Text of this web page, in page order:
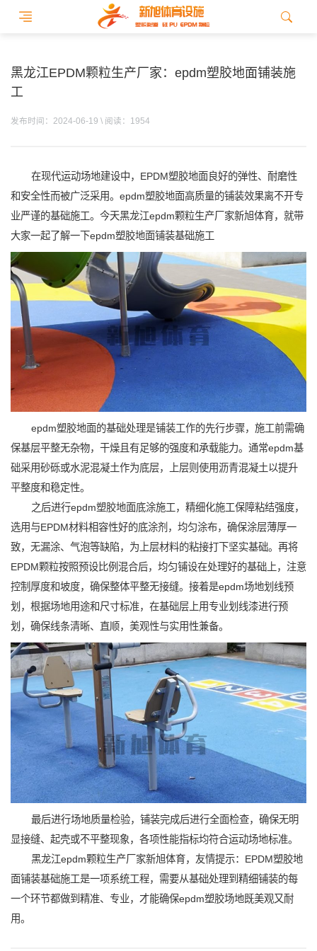
黑龙江EPDM颗粒生产厂家：epdm塑胶地面铺装施
工
发布时间：2024-06-19 \ 阅读：1954
在现代运动场地建设中，EPDM塑胶地面良好的弹性、耐磨性
和安全性而被广泛采用。epdm塑胶地面高质量的铺装效果离不开专
业严谨的基础施工。今天黑龙江epdm颗粒生产厂家新旭体育，就带
大家一起了解一下epdm塑胶地面铺装基础施工
epdm塑胶地面的基础处理是铺装工作的先行步骤，施工前需确
保基层平整无杂物，干燥且有足够的强度和承载能力。通常epdm基
础采用砂砾或水泥混凝土作为底层，上层则使用沥青混凝土以提升
平整度和稳定性。
之后进行epdm塑胶地面底涂施工，精细化施工保障粘结强度，
选用与EPDM材料相容性好的底涂剂，均匀涂布，确保涂层薄厚一
致，无漏涂、气泡等缺陷，为上层材料的粘接打下坚实基础。再将
EPDM颗粒按照预设比例混合后，均匀铺设在处理好的基础上，注意
控制厚度和坡度，确保整体平整无接缝。接着是epdm场地划线预
划，根据场地用途和尺寸标准，在基础层上用专业划线漆进行预
划，确保线条清晰、直顺，美观性与实用性兼备。
最后进行场地质量检验，铺装完成后进行全面检查，确保无明
显接缝、起壳或不平整现象，各项性能指标均符合运动场地标准。
黑龙江epdm颗粒生产厂家新旭体育，友情提示：EPDM塑胶地
面铺装基础施工是一项系统工程，需要从基础处理到精细铺装的每
一个环节都做到精准、专业，才能确保epdm塑胶场地既美观又耐
用。